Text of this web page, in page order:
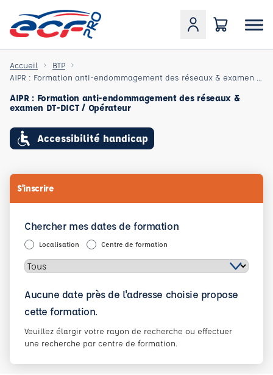
Accueil
BTP
AIPR : Formation anti-endommagement des réseaux &
examen DT-DICT / Opérateur
Accessibilité handicap
S'inscrire
Chercher mes dates de formation
Localisation Centre de formation
Aucune date près de l'adresse choisie propose
cette formation.
Veuillez élargir votre rayon de recherche ou effectuer
une recherche par centre de formation.